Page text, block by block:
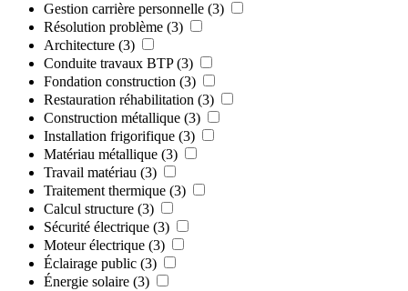
Gestion carrière personnelle (3)
Résolution problème (3)
Architecture (3)
Conduite travaux BTP (3)
Fondation construction (3)
Restauration réhabilitation (3)
Construction métallique (3)
Installation frigorifique (3)
Matériau métallique (3)
Travail matériau (3)
Traitement thermique (3)
Calcul structure (3)
Sécurité électrique (3)
Moteur électrique (3)
Éclairage public (3)
Énergie solaire (3)